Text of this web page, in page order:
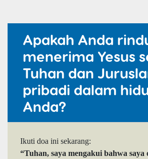
Apakah Anda
menerima Yesus
Tuhan dan
pribadi dalam
Anda?
Ikuti doa ini sekarang:
“Tuhan, saya mengakui bahwa saya